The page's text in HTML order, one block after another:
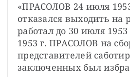
«ПРАСОЛОВ 24 июля
отказался выходить на
работал до 30 июля
1953 г. ПРАСОЛОВ на
представителей
заключенных был